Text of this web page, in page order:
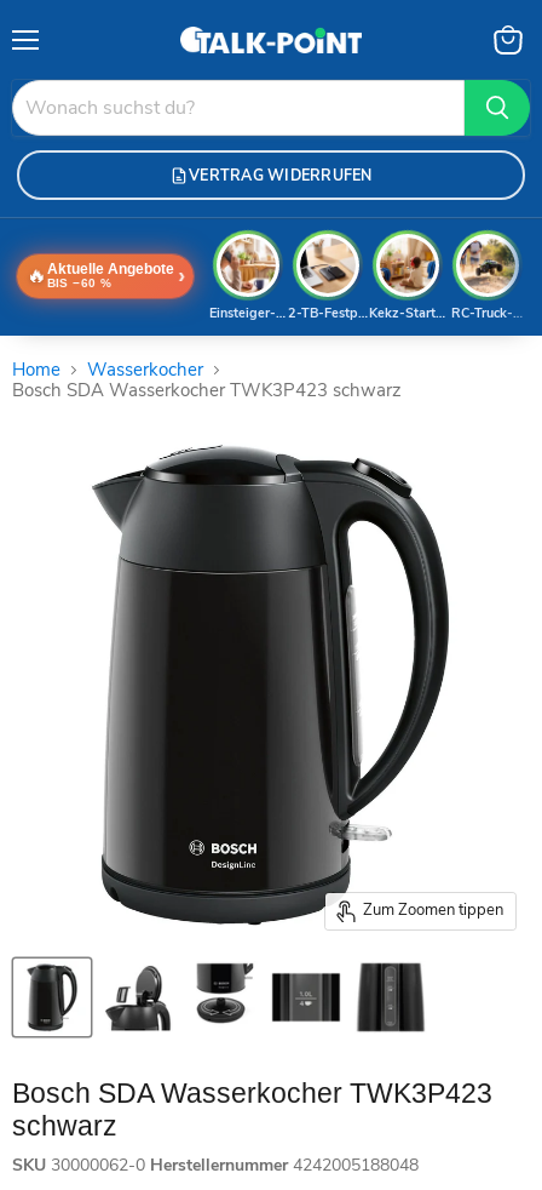
VERTRAG WIDERRUFEN
🔥 Aktuelle Angebote
BIS −60 % ›
RC-Truck-Deal
Kekz-Starterset
2-TB-Festplatte
Einsteiger-Handy
Home
Wasserkocher
Bosch SDA Wasserkocher TWK3P423 schwarz
Zum Zoomen tippen
Bosch SDA Wasserkocher TWK3P423
schwarz
SKU 30000062-0 Herstellernummer 4242005188048